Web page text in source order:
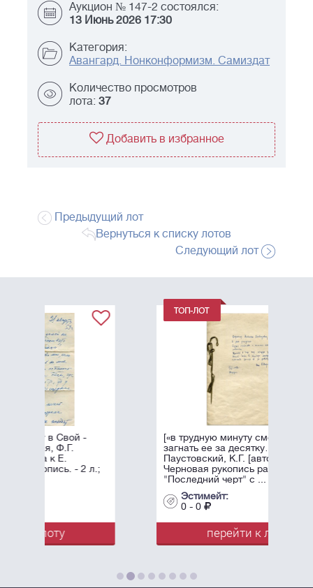
Аукцион № 147-2 состоялся:
13 Июнь 2026 17:30
Категория:
Авангард. Нонконформизм. Самиздат
Количество просмотров
лота: 37
Добавить в избранное
Предыдущий лот
Вернуться к списку лотов
Следующий лот
[«в трудную минуту сможете
загнать ее за десятку…»]
Паустовский, К.Г. [автограф].
Черновая рукопись рассказа
"Последний черт" с ...